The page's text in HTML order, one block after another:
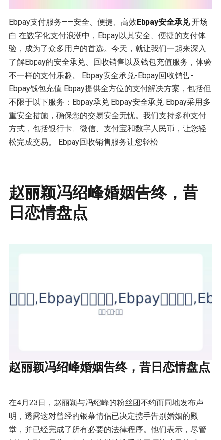
Ebpay支付服务——安全、便捷、高效Ebpay安全承兑开场
白 在数字化支付浪潮中，Ebpay以其安全、便捷的支付体
验，成为了众多用户的首选。今天，就让我们一起来深入
了解Ebpay的安全承兑、回收销售以及钱包充值服务，体验
不一样的支付乐趣。 Ebpay安全承兑-Ebpay回收销售-
Ebpay钱包充值 Ebpay提供全方位的支付解决方案，包括但
不限于以下服务：Ebpay承兑 Ebpay安全承兑 Ebpay采用多
重安全措施，确保您的交易安全无忧。我们支持多种支付
方式，包括银行卡、微信、支付宝和数字人民币，让您轻
松完成交易。 Ebpay回收销售服务让您轻松
赵丽颖冯绍峰婚姻告终，昔
日恋情盘点
赵丽颖冯绍峰婚姻告终，昔日恋情盘点
在4月23日，赵丽颖与冯绍峰的粉丝团不约而同地发布声
明，透露这对曾经的银幕情侣已决定携手告别婚姻的殿
堂，并已经完成了所有必要的法律程序。他们表示，尽管